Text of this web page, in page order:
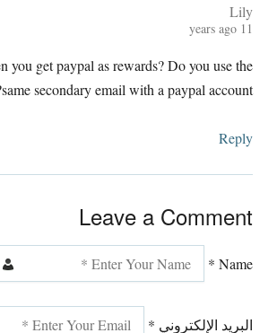
Lily
11
years ago
you get paypal as rewards?Do you use the
same secondary email with a paypal account
Reply
Leave a Comment
Name
*
البريد الإلكتروني *